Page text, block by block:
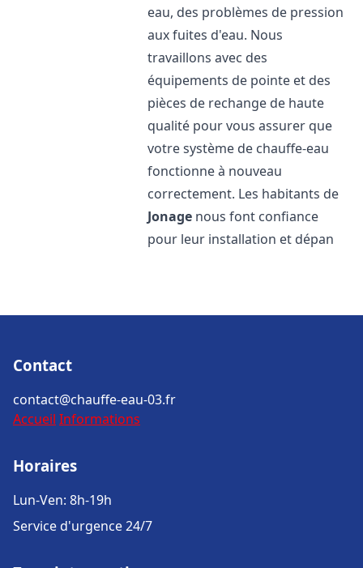
eau, des problèmes de pression
aux fuites d'eau. Nous
travaillons avec des
équipements de pointe et des
pièces de rechange de haute
qualité pour vous assurer que
votre système de chauffe-eau
fonctionne à nouveau
correctement. Les habitants de
Jonage nous font confiance
pour leur installation et dépan
Contact
contact@chauffe-eau-03.fr
Accueil Informations
Horaires
Lun-Ven: 8h-19h
Service d'urgence 24/7